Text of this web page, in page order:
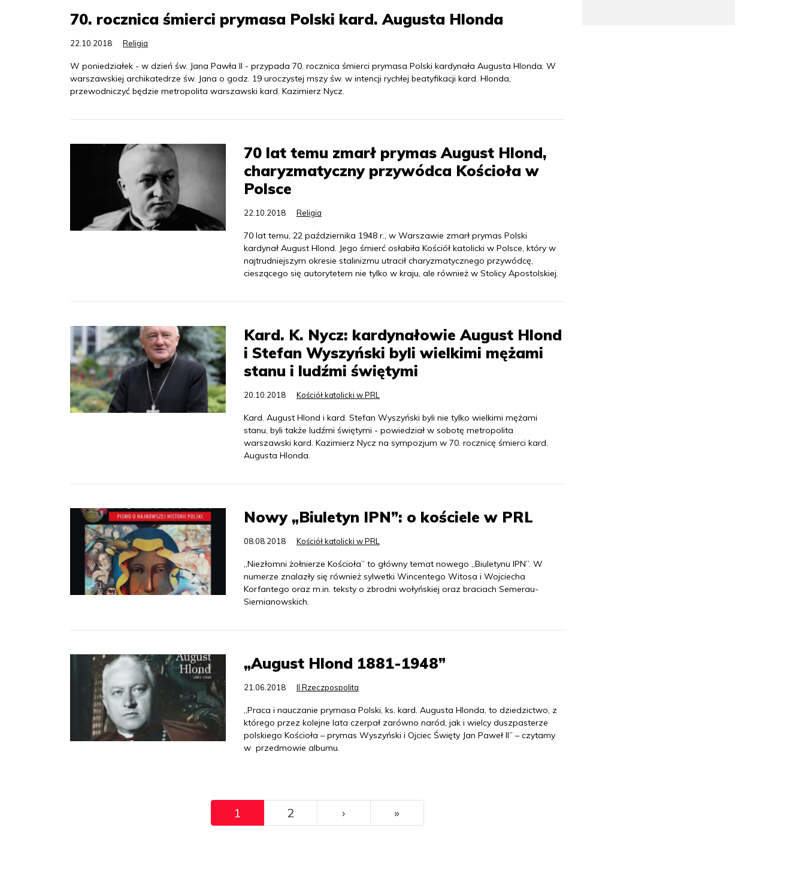
70. rocznica śmierci prymasa Polski kard. Augusta Hlonda
22.10.2018 Religia
W poniedziałek - w dzień św. Jana Pawła II - przypada 70. rocznica śmierci prymasa Polski kardynała Augusta Hlonda. W
warszawskiej archikatedrze św. Jana o godz. 19 uroczystej mszy św. w intencji rychłej beatyfikacji kard. Hlonda,
przewodniczyć będzie metropolita warszawski kard. Kazimierz Nycz.
70 lat temu zmarł prymas August Hlond,
charyzmatyczny przywódca Kościoła w
Polsce
22.10.2018 Religia
70 lat temu, 22 października 1948 r., w Warszawie zmarł prymas Polski
kardynał August Hlond. Jego śmierć osłabiła Kościół katolicki w Polsce, który w
najtrudniejszym okresie stalinizmu utracił charyzmatycznego przywódcę,
cieszącego się autorytetem nie tylko w kraju, ale również w Stolicy Apostolskiej.
Kard. K. Nycz: kardynałowie August Hlond
i Stefan Wyszyński byli wielkimi mężami
stanu i ludźmi świętymi
20.10.2018 Kościół katolicki w PRL
Kard. August Hlond i kard. Stefan Wyszyński byli nie tylko wielkimi mężami
stanu, byli także ludźmi świętymi - powiedział w sobotę metropolita
warszawski kard. Kazimierz Nycz na sympozjum w 70. rocznicę śmierci kard.
Augusta Hlonda.
Nowy „Biuletyn IPN”: o kościele w PRL
08.08.2018 Kościół katolicki w PRL
„Niezłomni żołnierze Kościoła” to główny temat nowego „Biuletynu IPN”. W
numerze znalazły się również sylwetki Wincentego Witosa i Wojciecha
Korfantego oraz m.in. teksty o zbrodni wołyńskiej oraz braciach Semerau-
Siemianowskich.
„August Hlond 1881-1948”
21.06.2018 II Rzeczpospolita
„Praca i nauczanie prymasa Polski, ks. kard. Augusta Hlonda, to dziedzictwo, z
którego przez kolejne lata czerpał zarówno naród, jak i wielcy duszpasterze
polskiego Kościoła – prymas Wyszyński i Ojciec Święty Jan Paweł II” – czytamy
w przedmowie albumu.
1 2 ››› »Ostatni